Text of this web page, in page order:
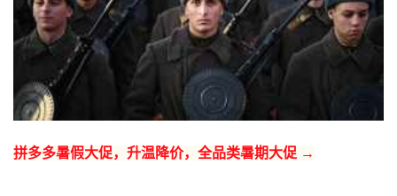
拼多多暑假大促，升温降价，全品类暑期大促 →